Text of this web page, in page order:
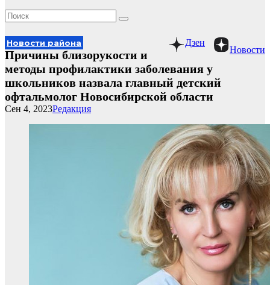
Новости
Дзен
Новости района
Причины близорукости и
методы профилактики заболевания у
школьников назвала главный детский
офтальмолог Новосибирской области
Редакция
Сен 4, 2023